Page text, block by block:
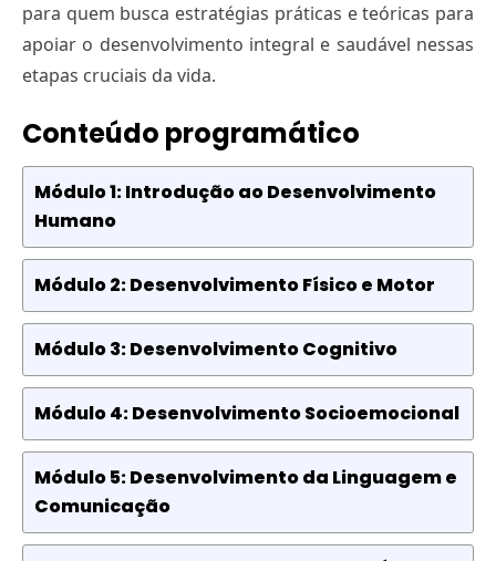
para quem busca estratégias práticas e teóricas para
apoiar o desenvolvimento integral e saudável nessas
etapas cruciais da vida.
Conteúdo programático
Módulo 1: Introdução ao Desenvolvimento
Humano
Módulo 2: Desenvolvimento Físico e Motor
Módulo 3: Desenvolvimento Cognitivo
Módulo 4: Desenvolvimento Socioemocional
Módulo 5: Desenvolvimento da Linguagem e
Comunicação